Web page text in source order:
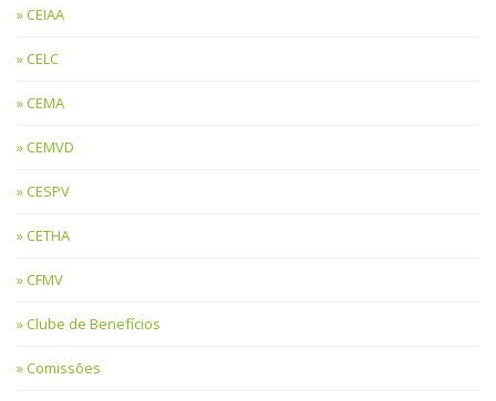
CEIAA
CELC
CEMA
CEMVD
CESPV
CETHA
CFMV
Clube de Benefícios
Comissões